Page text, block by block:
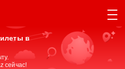
в
сейчас!